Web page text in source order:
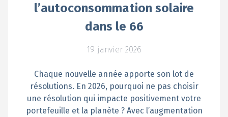
l’autoconsommation solaire
dans le 66
19 janvier 2026
Chaque nouvelle année apporte son lot de
résolutions. En 2026, pourquoi ne pas choisir
une résolution qui impacte positivement votre
portefeuille et la planète ? Avec l’augmentation